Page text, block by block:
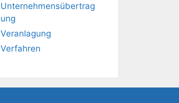
Unternehmensübertrag
ung
Veranlagung
Verfahren